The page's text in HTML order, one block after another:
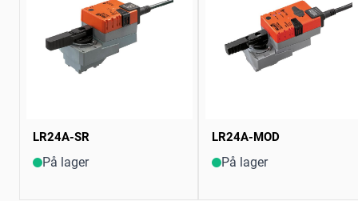
LR24A-SR
På lager
LR24A-MOD
På lager